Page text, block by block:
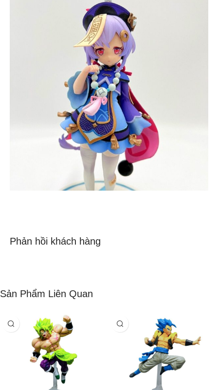
Phản hồi khách hàng
Sản Phẩm Liên Quan